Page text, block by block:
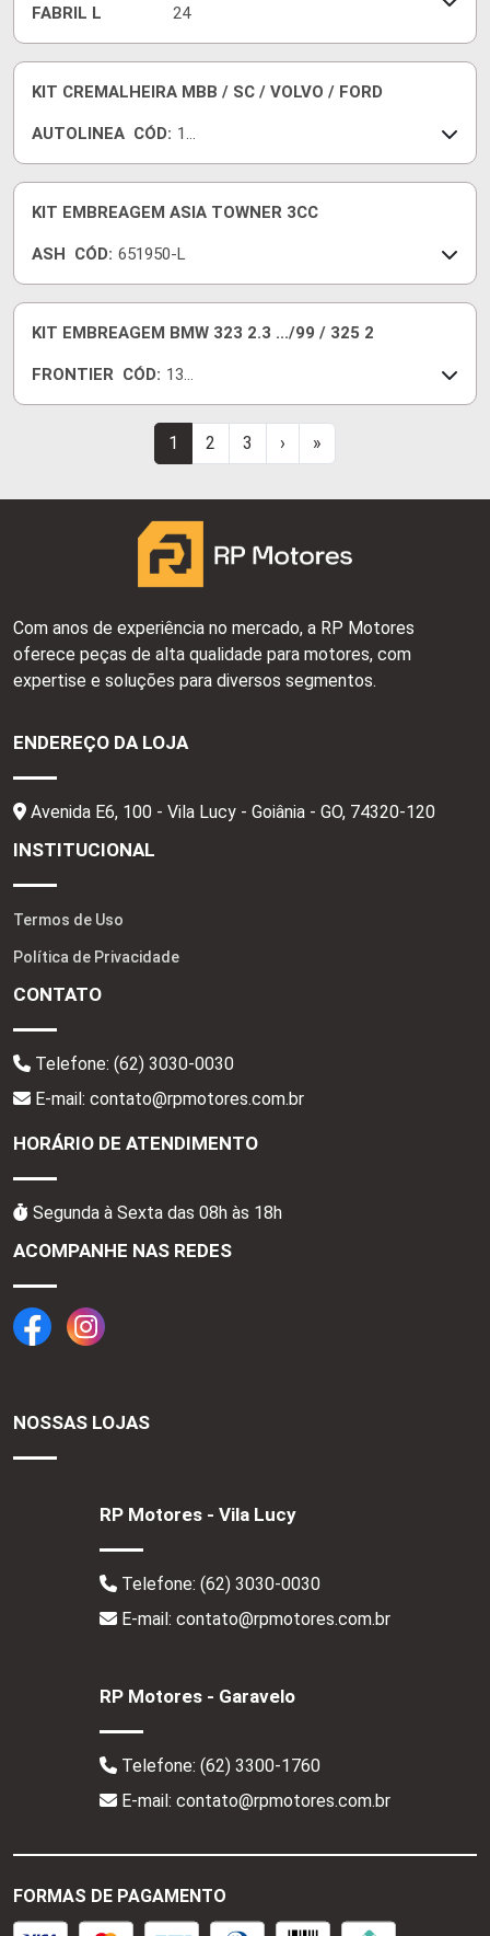
FABRIL L
24
KIT CREMALHEIRA MBB / SC / VOLVO / FORD
AUTOLINEA CÓD: 10
81
32
KIT EMBREAGEM ASIA TOWNER 3CC
ASH CÓD: 651950-L
KIT EMBREAGEM BMW 323 2.3 .../99 / 325 2
FRONTIER CÓD: 134
1 2 3 › »
Com anos de experiência no mercado, a RP Motores
oferece peças de alta qualidade para motores, com
expertise e soluções para diversos segmentos.
ENDEREÇO DA LOJA
Avenida E6, 100 - Vila Lucy - Goiânia - GO, 74320-120
INSTITUCIONAL
Termos de Uso
Política de Privacidade
CONTATO
Telefone: (62) 3030-0030
E-mail: contato@rpmotores.com.br
HORÁRIO DE ATENDIMENTO
Segunda à Sexta das 08h às 18h
ACOMPANHE NAS REDES
NOSSAS LOJAS
RP Motores - Vila Lucy
Telefone: (62) 3030-0030
E-mail: contato@rpmotores.com.br
RP Motores - Garavelo
Telefone: (62) 3300-1760
E-mail: contato@rpmotores.com.br
FORMAS DE PAGAMENTO